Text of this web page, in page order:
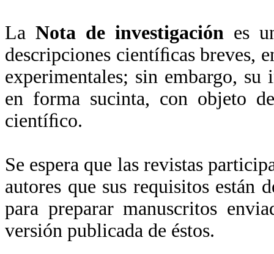
La Nota de investigación es
descripciones cientíﬁcas breves,
experimentales; sin embargo, su
en forma sucinta, con objeto
cientíﬁco.
Se espera que las revistas
autores que sus requisitos están
para preparar manuscritos
versión publicada de éstos.